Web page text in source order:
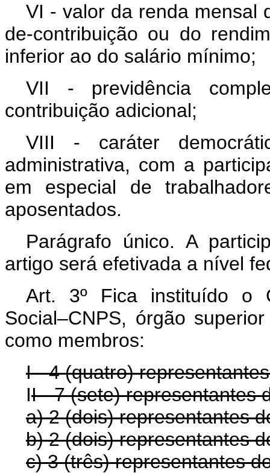
VI - valor da renda mensal
de-contribuição ou do
inferior ao do salário mínimo;
VII - previdência
contribuição adicional;
VIII - caráter
administrativa, com a
em especial de
aposentados.
Parágrafo único. A
artigo será efetivada a nível
Art. 3º Fica instituído o
Social–CNPS, órgão
como membros:
I - 4 (quatro)
II - 7 (sete) representantes
a) 2 (dois) representantes
b) 2 (dois) representantes
c) 3 (três) representantes